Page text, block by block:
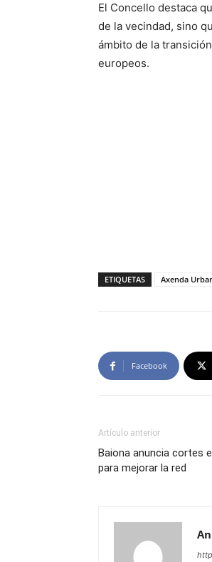
El Concello destaca
de la vecindad, sino
ámbito de la
europeos.
ETIQUETAS Axenda
Facebook
Artículo anterior
Baiona anuncia cortes
para mejorar la red